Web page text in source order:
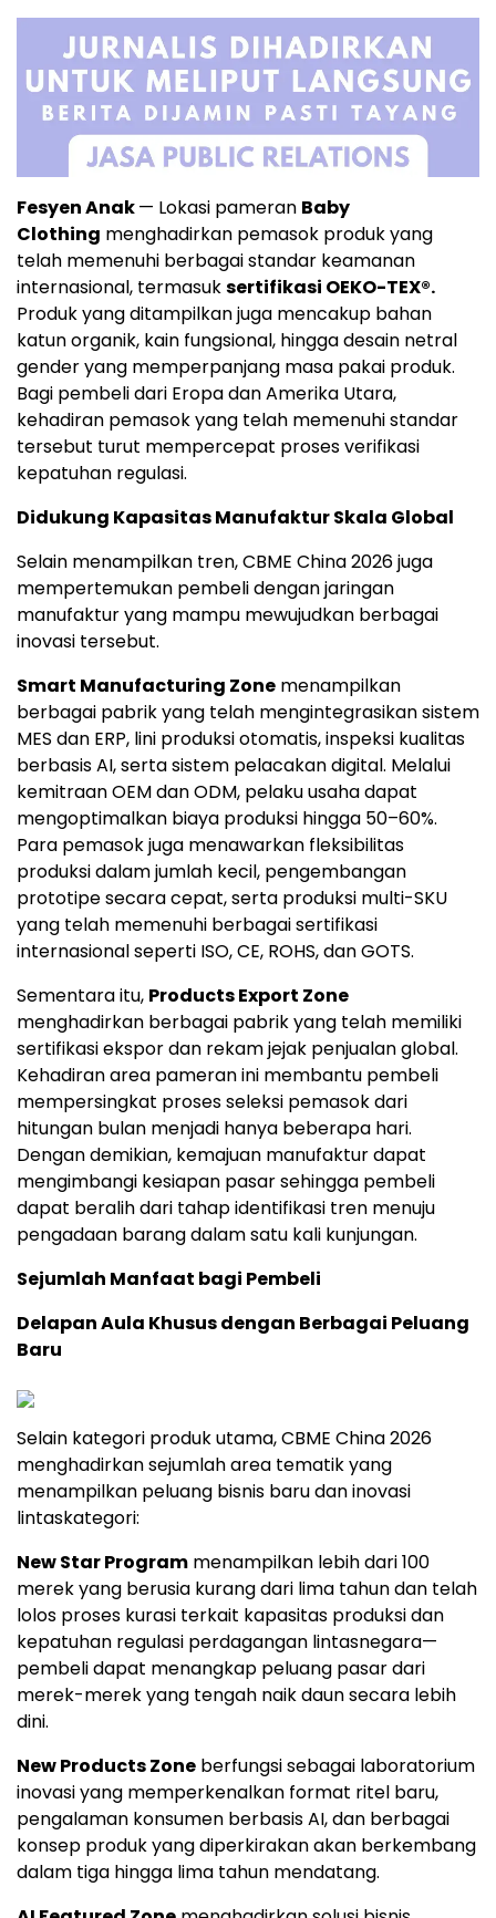
Fesyen Anak— Lokasi pameran Baby
Clothing menghadirkan pemasok produk yang
telah memenuhi berbagai standar keamanan
internasional, termasuksertifikasi OEKO-TEX®.
Produk yang ditampilkan juga mencakup bahan
katun organik, kain fungsional, hingga desain netral
gender yang memperpanjang masa pakai produk.
Bagi pembeli dari Eropa dan Amerika Utara,
kehadiran pemasok yang telah memenuhi standar
tersebut turut mempercepat proses verifikasi
kepatuhan regulasi.
Didukung Kapasitas Manufaktur Skala Global
Selain menampilkan tren, CBME China 2026 juga
mempertemukan pembeli dengan jaringan
manufaktur yang mampu mewujudkan berbagai
inovasi tersebut.
Smart Manufacturing Zone menampilkan
berbagai pabrik yang telah mengintegrasikan sistem
MES dan ERP, lini produksi otomatis, inspeksi kualitas
berbasis AI, serta sistem pelacakan digital. Melalui
kemitraan OEM dan ODM, pelaku usaha dapat
mengoptimalkan biaya produksi hingga 50–60%.
Para pemasok juga menawarkan fleksibilitas
produksi dalam jumlah kecil, pengembangan
prototipe secara cepat, serta produksi multi-SKU
yang telah memenuhi berbagai sertifikasi
internasional seperti ISO, CE, ROHS, dan GOTS.
Sementara itu, Products Export Zone
menghadirkan berbagai pabrik yang telah memiliki
sertifikasi ekspor dan rekam jejak penjualan global.
Kehadiran area pameran ini membantu pembeli
mempersingkat proses seleksi pemasok dari
hitungan bulan menjadi hanya beberapa hari.
Dengan demikian, kemajuan manufaktur dapat
mengimbangi kesiapan pasar sehingga pembeli
dapat beralih dari tahap identifikasi tren menuju
pengadaan barang dalam satu kali kunjungan.
Sejumlah Manfaat bagi Pembeli
Delapan Aula Khusus dengan Berbagai Peluang
Baru
Selain kategori produk utama, CBME China 2026
menghadirkan sejumlah area tematik yang
menampilkan peluang bisnis baru dan inovasi
lintaskategori:
New Star Program menampilkan lebih dari 100
merek yang berusia kurang dari lima tahun dan telah
lolos proses kurasi terkait kapasitas produksi dan
kepatuhan regulasi perdagangan lintasnegara—
pembeli dapat menangkap peluang pasar dari
merek-merek yang tengah naik daun secara lebih
dini.
New Products Zone berfungsi sebagai laboratorium
inovasi yang memperkenalkan format ritel baru,
pengalaman konsumen berbasis AI, dan berbagai
konsep produk yang diperkirakan akan berkembang
dalam tiga hingga lima tahun mendatang.